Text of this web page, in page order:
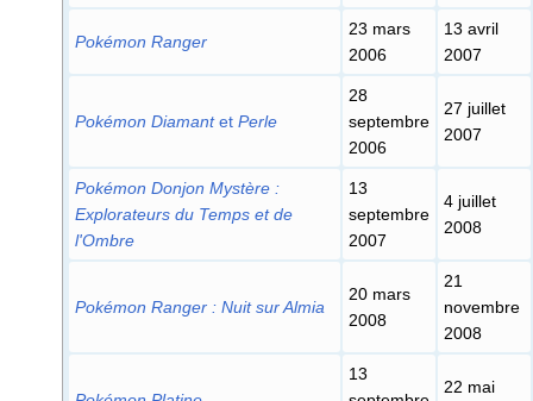
Pokémon Ranger
23 mars
2006
13 avril
2007
Pokémon Diamantet Perle
28
septembre
2006
27 juillet
2007
Pokémon Donjon Mystère :
Explorateurs du Temps et de
l'Ombre
13
septembre
2007
4 juillet
2008
Pokémon Ranger : Nuit sur Almia
20 mars
2008
21
novembre
2008
13
22 mai